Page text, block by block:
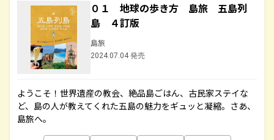
０１ 地球の歩き方 島旅 五島列
島 ４訂版
島旅
2024.07.04 発売
ようこそ！世界遺産の教会、絶品島ごはん、古民家ステイな
ど、島の人が教えてくれた五島の魅力をギュッと凝縮。さあ、
島旅へ。